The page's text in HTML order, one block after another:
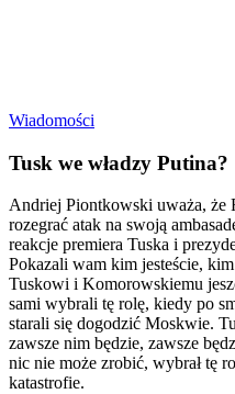
Wiadomości
Tusk we władzy Putina?
Andriej Piontkowski uważa, że
rozegrać atak na swoją
reakcje premiera Tuska i
Pokazali wam kim jesteście,
Tuskowi i Komorowskiemu
sami wybrali tę rolę, kiedy po
starali się dogodzić Moskwie.
zawsze nim będzie, zawsze
nic nie może zrobić, wybrał tę
katastrofie.